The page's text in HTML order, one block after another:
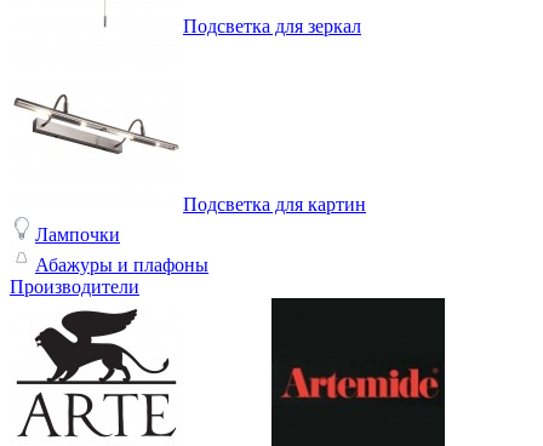
Подсветка для зеркал
Подсветка для картин
Лампочки
Абажуры и плафоны
Производители